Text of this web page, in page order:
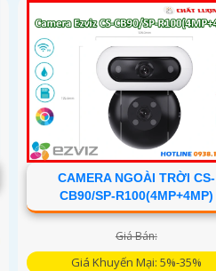
CAMERA NGOÀI TRỜI CS-
CB90/SP-R100(4MP+4MP)
Giá Bán:
Giá Khuyến Mại: 5%-35%